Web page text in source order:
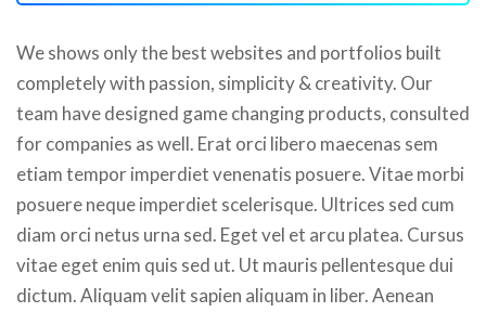
We shows only the best websites and portfolios built
completely with passion, simplicity & creativity. Our
team have designed game changing products, consulted
for companies as well. Erat orci libero maecenas sem
etiam tempor imperdiet venenatis posuere. Vitae morbi
posuere neque imperdiet scelerisque. Ultrices sed cum
diam orci netus urna sed. Eget vel et arcu platea. Cursus
vitae eget enim quis sed ut. Ut mauris pellentesque dui
dictum. Aliquam velit sapien aliquam in liber. Aenean